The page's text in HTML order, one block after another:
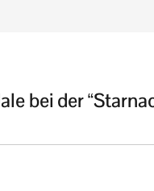
bei der